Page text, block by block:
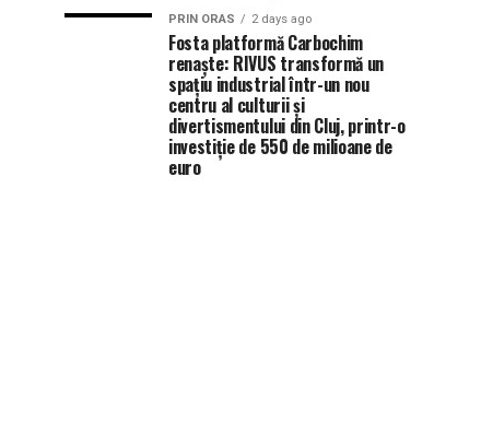
PRIN ORAS 2 days ago
Fosta platformă Carbochim
renaște: RIVUS transformă un
spațiu industrial într-un nou
centru al culturii și
divertismentului din Cluj, printr-o
investiție de 550 de milioane de
euro